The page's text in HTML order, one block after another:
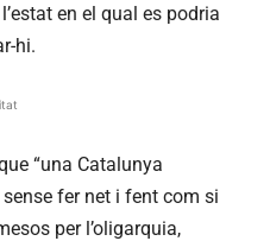
en el qual es podria
hi.
“una Catalunya
fer net i fent com si
per l’oligarquia,